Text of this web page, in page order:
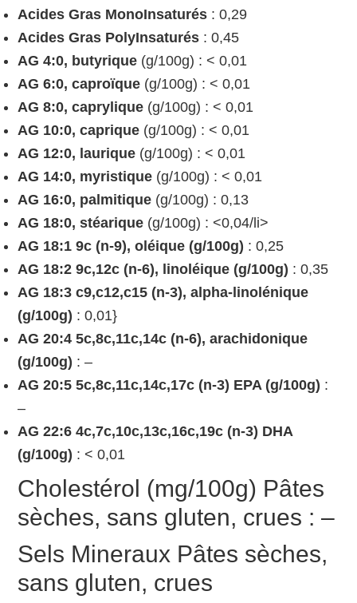
Acides Gras MonoInsaturés : 0,29
Acides Gras PolyInsaturés : 0,45
AG 4:0, butyrique (g/100g) : < 0,01
AG 6:0, caproïque (g/100g) : < 0,01
AG 8:0, caprylique (g/100g) : < 0,01
AG 10:0, caprique (g/100g) : < 0,01
AG 12:0, laurique (g/100g) : < 0,01
AG 14:0, myristique (g/100g) : < 0,01
AG 16:0, palmitique (g/100g) : 0,13
AG 18:0, stéarique (g/100g) : <0,04/li>
AG 18:1 9c (n-9), oléique (g/100g) : 0,25
AG 18:2 9c,12c (n-6), linoléique (g/100g) : 0,35
AG 18:3 c9,c12,c15 (n-3), alpha-linolénique
(g/100g) : 0,01}
AG 20:4 5c,8c,11c,14c (n-6), arachidonique
(g/100g) : –
AG 20:5 5c,8c,11c,14c,17c (n-3) EPA (g/100g) :
–
AG 22:6 4c,7c,10c,13c,16c,19c (n-3) DHA
(g/100g) : < 0,01
Cholestérol (mg/100g) Pâtes
sèches, sans gluten, crues : –
Sels Mineraux Pâtes sèches,
sans gluten, crues